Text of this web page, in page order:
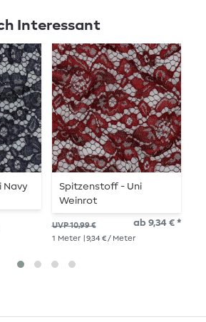
Interessant
Navy
Spitzenstoff - Uni
Weinrot
UVP 10,99 € ab 9,34 € *
1 Meter | 9,34 € / Meter